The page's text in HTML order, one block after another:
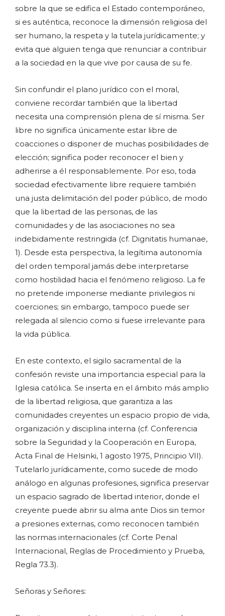
sobre la que se edifica el Estado contemporáneo,
si es auténtica, reconoce la dimensión religiosa del
ser humano, la respeta y la tutela jurídicamente; y
evita que alguien tenga que renunciar a contribuir
a la sociedad en la que vive por causa de su fe.
Sin confundir el plano jurídico con el moral,
conviene recordar también que la libertad
necesita una comprensión plena de sí misma. Ser
libre no significa únicamente estar libre de
coacciones o disponer de muchas posibilidades de
elección; significa poder reconocer el bien y
adherirse a él responsablemente. Por eso, toda
sociedad efectivamente libre requiere también
una justa delimitación del poder público, de modo
que la libertad de las personas, de las
comunidades y de las asociaciones no sea
indebidamente restringida (cf. Dignitatis humanae,
1). Desde esta perspectiva, la legítima autonomía
del orden temporal jamás debe interpretarse
como hostilidad hacia el fenómeno religioso. La fe
no pretende imponerse mediante privilegios ni
coerciones; sin embargo, tampoco puede ser
relegada al silencio como si fuese irrelevante para
la vida pública.
En este contexto, el sigilo sacramental de la
confesión reviste una importancia especial para la
Iglesia católica. Se inserta en el ámbito más amplio
de la libertad religiosa, que garantiza a las
comunidades creyentes un espacio propio de vida,
organización y disciplina interna (cf. Conferencia
sobre la Seguridad y la Cooperación en Europa,
Acta Final de Helsinki, 1 agosto 1975, Principio VII).
Tutelarlo jurídicamente, como sucede de modo
análogo en algunas profesiones, significa preservar
un espacio sagrado de libertad interior, donde el
creyente puede abrir su alma ante Dios sin temor
a presiones externas, como reconocen también
las normas internacionales (cf. Corte Penal
Internacional, Reglas de Procedimiento y Prueba,
Regla 73.3).
Señoras y Señores: